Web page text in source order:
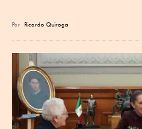
Por Ricardo Quiroga